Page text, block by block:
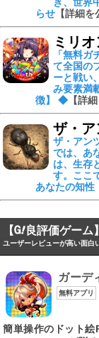
らせ【詳細を
ミリ
「無料
て全国の
ーと戦い
み要素満
徴】 ◆【詳細
ザ・ア
ザ・アン
では、あ
は、生存
す。ここ
あなたの知性
【 良評価ゲーム
ユーザーレビューが高い面白
ガーデ
無料アプリ
簡単操作のドット絵